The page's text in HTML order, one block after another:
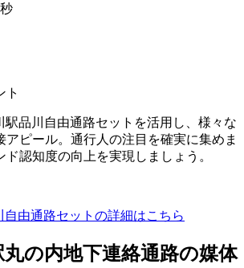
ト
駅品川自由通路セットを活用し、様々な
アピール。通行人の注目を確実に集めま
認知度の向上を実現しましょう。
由通路セットの詳細はこちら
の内地下連絡通路の媒体